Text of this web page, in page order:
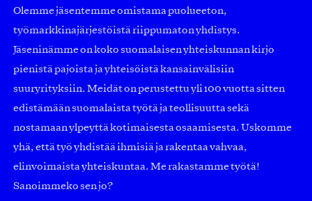
Olemme jäsentemme omistama puolueeton,
työmarkkinajärjestöistä riippumaton yhdistys.
Jäseninämme on koko suomalaisen yhteiskunnan kirjo
pienistä pajoista ja yhteisöistä kansainvälisiin
suuryrityksiin. Meidät on perustettu yli 100 vuotta sitten
edistämään suomalaista työtä ja teollisuutta sekä
nostamaan ylpeyttä kotimaisesta osaamisesta. Uskomme
yhä, että työ yhdistää ihmisiä ja rakentaa vahvaa,
elinvoimaista yhteiskuntaa. Me rakastamme työtä!
Sanoimmeko sen jo?